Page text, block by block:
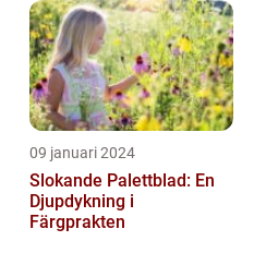
09 januari 2024
Slokande Palettblad: En
Djupdykning i
Färgprakten